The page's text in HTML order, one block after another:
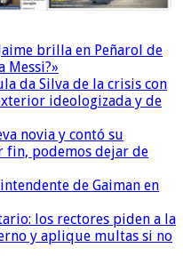
brilla en Peñarol de
Messi?»
da Silva de la crisis con
ideologizada y de
novia y contó su
fin, podemos dejar de
de Gaiman en
los rectores piden a la
y aplique multas si no